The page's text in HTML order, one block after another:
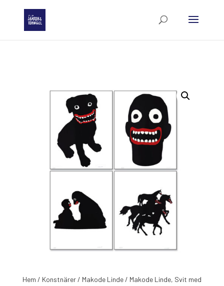
Hem / Konstnärer/ Makode Linde/ Makode Linde, Svit med